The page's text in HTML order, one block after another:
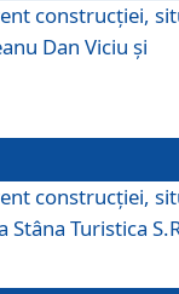
construcției,
Dan Viciu și
construcției,
Turistica